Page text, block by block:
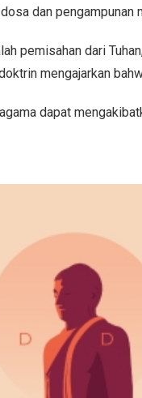
dan
pemisahan dari
mengajarkan
dapat